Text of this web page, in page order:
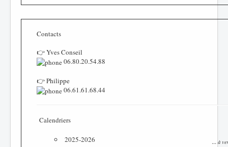
Contacts
👉 Yves Conseil
06.80.20.54.88
👉 Philippe
06.61.61.68.44
Calendriers
2025-2026 ... à